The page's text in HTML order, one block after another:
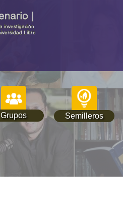
Grupos Semilleros